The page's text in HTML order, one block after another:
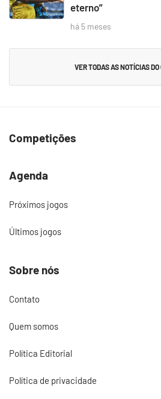
eterno”
há 5 meses
VER TODAS AS NOTÍCIAS DO
Competições
Agenda
Próximos jogos
Últimos jogos
Sobre nós
Contato
Quem somos
Política Editorial
Política de privacidade